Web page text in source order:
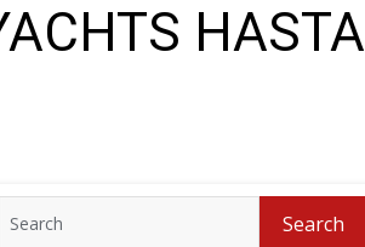
HASTA
for:
Search